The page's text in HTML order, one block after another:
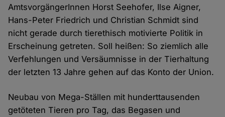
AmtsvorgängerInnen Horst Seehofer, Ilse Aigner,
Hans-Peter Friedrich und Christian Schmidt sind
nicht gerade durch tierethisch motivierte Politik in
Erscheinung getreten. Soll heißen: So ziemlich alle
Verfehlungen und Versäumnisse in der Tierhaltung
der letzten 13 Jahre gehen auf das Konto der Union.
Neubau von Mega-Ställen mit hunderttausenden
getöteten Tieren pro Tag, das Begasen und